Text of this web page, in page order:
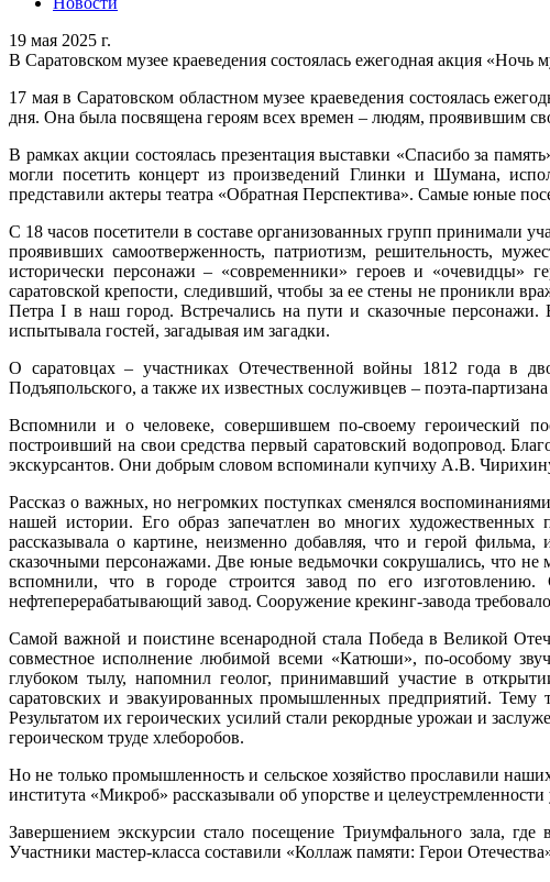
19 мая 2025 г.
В Саратовском музее краеведения состоялась ежегодная акция «Ночь
17 мая в Саратовском областном музее краеведения состоялась
дня. Она была посвящена героям всех времен – людям, проявившим
В рамках акции состоялась презентация выставки «Спасибо за
могли посетить концерт из произведений Глинки и Шумана,
представили актеры театра «Обратная Перспектива». Самые юные
С 18 часов посетители в составе организованных групп принимали
проявивших самоотверженность, патриотизм, решительность,
исторически персонажи – «современники» героев и «очевидцы»
саратовской крепости, следивший, чтобы за ее стены не проникли
Петра I в наш город. Встречались на пути и сказочные персонажи.
испытывала гостей, загадывая им загадки.
О саратовцах – участниках Отечественной войны 1812 года в
Подъяпольского, а также их известных сослуживцев – поэта-
Вспомнили и о человеке, совершившем по-своему героический
построивший на свои средства первый саратовский водопровод.
экскурсантов. Они добрым словом вспоминали купчиху А.В.
Рассказ о важных, но негромких поступках сменялся
нашей истории. Его образ запечатлен во многих
рассказывала о картине, неизменно добавляя, что и герой
сказочными персонажами. Две юные ведьмочки сокрушались, что не
вспомнили, что в городе строится завод по его
нефтеперерабатывающий завод. Сооружение крекинг-завода
Самой важной и поистине всенародной стала Победа в Великой
совместное исполнение любимой всеми «Катюши», по-особому
глубоком тылу, напомнил геолог, принимавший участие в
саратовских и эвакуированных промышленных предприятий. Тему
Результатом их героических усилий стали рекордные урожаи и
героическом труде хлеборобов.
Но не только промышленность и сельское хозяйство прославили
института «Микроб» рассказывали об упорстве и
Завершением экскурсии стало посещение Триумфального зала,
Участники мастер-класса составили «Коллаж памяти: Герои